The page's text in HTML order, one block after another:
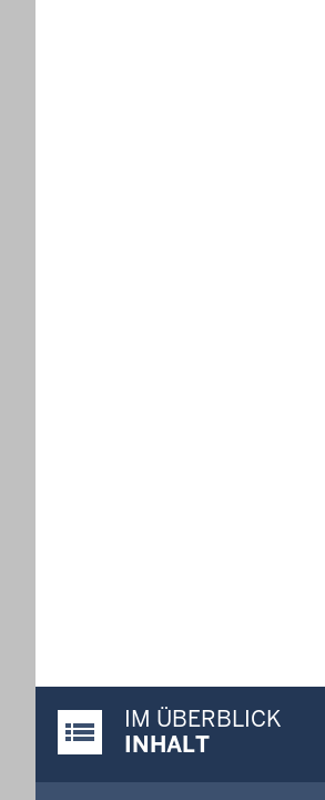
Justiz-Portal im Überblick:
IM ÜBERBLICK
INHALT